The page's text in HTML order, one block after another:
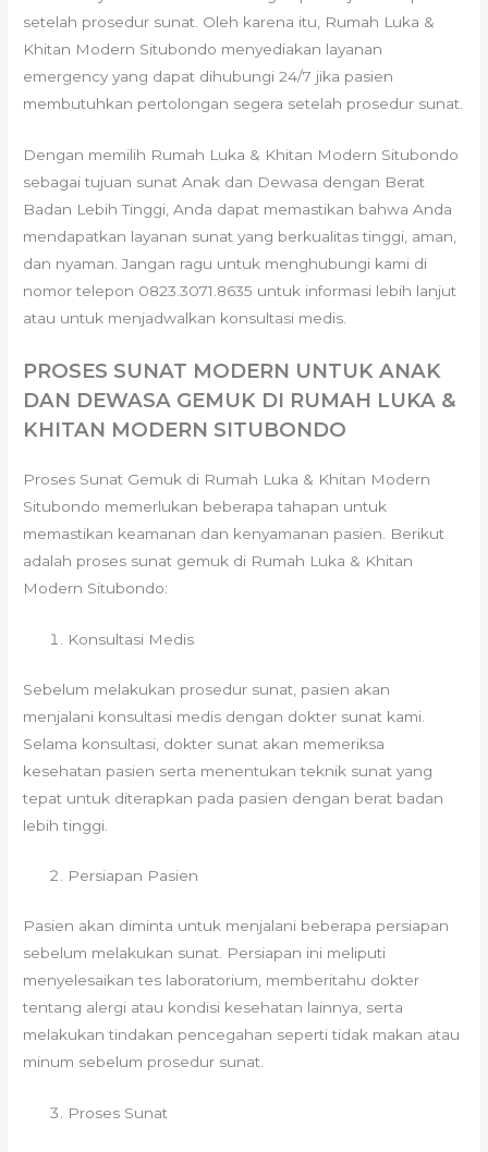
setelah prosedur sunat. Oleh karena itu, Rumah Luka &
Khitan Modern Situbondo menyediakan layanan
emergency yang dapat dihubungi 24/7 jika pasien
membutuhkan pertolongan segera setelah prosedur sunat.
Dengan memilih Rumah Luka & Khitan Modern Situbondo
sebagai tujuan sunat Anak dan Dewasa dengan Berat
Badan Lebih Tinggi, Anda dapat memastikan bahwa Anda
mendapatkan layanan sunat yang berkualitas tinggi, aman,
dan nyaman. Jangan ragu untuk menghubungi kami di
nomor telepon 0823.3071.8635 untuk informasi lebih lanjut
atau untuk menjadwalkan konsultasi medis.
PROSES SUNAT MODERN UNTUK ANAK
DAN DEWASA GEMUK DI RUMAH LUKA &
KHITAN MODERN SITUBONDO
Proses Sunat Gemuk di Rumah Luka & Khitan Modern
Situbondo memerlukan beberapa tahapan untuk
memastikan keamanan dan kenyamanan pasien. Berikut
adalah proses sunat gemuk di Rumah Luka & Khitan
Modern Situbondo:
Konsultasi Medis
Sebelum melakukan prosedur sunat, pasien akan
menjalani konsultasi medis dengan dokter sunat kami.
Selama konsultasi, dokter sunat akan memeriksa
kesehatan pasien serta menentukan teknik sunat yang
tepat untuk diterapkan pada pasien dengan berat badan
lebih tinggi.
Persiapan Pasien
Pasien akan diminta untuk menjalani beberapa persiapan
sebelum melakukan sunat. Persiapan ini meliputi
menyelesaikan tes laboratorium, memberitahu dokter
tentang alergi atau kondisi kesehatan lainnya, serta
melakukan tindakan pencegahan seperti tidak makan atau
minum sebelum prosedur sunat.
Proses Sunat